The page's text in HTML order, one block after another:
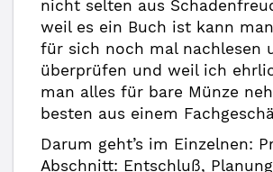
nicht selten aus
weil es ein Buch ist kann
für sich noch mal nachlesen
überprüfen und weil ich
man alles für bare Münze
besten aus einem
Darum geht’s im Einzelnen:
Abschnitt: Entschluß,